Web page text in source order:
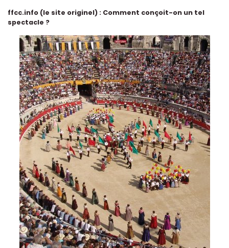
ffcc.info (le site originel) : Comment conçoit-on un tel
spectacle ?